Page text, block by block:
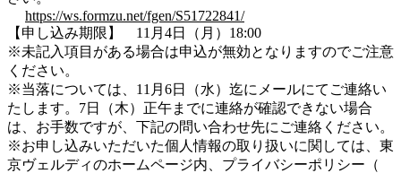
https://ws.formzu.net/fgen/S51722841/
【申し込み期限】 11月4日（月）18:00
※未記入項目がある場合は申込が無効となりますのでご注意
ください。
※当落については、11月6日（水）迄にメールにてご連絡い
たします。7日（木）正午までに連絡が確認できない場合
は、お手数ですが、下記の問い合わせ先にご連絡ください。
※お申し込みいただいた個人情報の取り扱いに関しては、東
京ヴェルディのホームページ内、プライバシーポリシー（